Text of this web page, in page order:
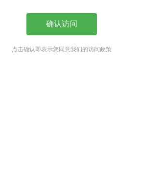
确认访问
点击确认即表示您同意我们的访问政策